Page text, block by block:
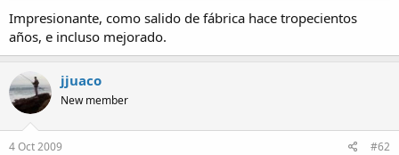
Impresionante, como salido de fábrica hace tropecientos
años, e incluso mejorado.
jjuaco
New member
4 Oct 2009 #62